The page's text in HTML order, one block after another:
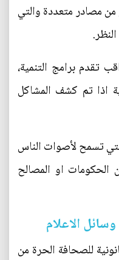
من مصادر متعددة والتي
تقدم برامج التنمية،
اذا تم كشف المشاكل
تسمح لأصوات الناس
او المصالح
الاعلام
للصحافة الحرة من